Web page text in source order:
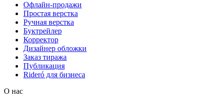
Офлайн-продажи
Простая верстка
Ручная верстка
Буктрейлер
Корректор
Дизайнер обложки
Заказ тиража
Публикация
Rideró для бизнеса
О нас